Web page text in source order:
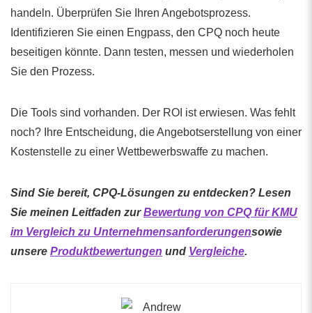
handeln. Überprüfen Sie Ihren Angebotsprozess.
Identifizieren Sie einen Engpass, den CPQ noch heute
beseitigen könnte. Dann testen, messen und wiederholen
Sie den Prozess.
Die Tools sind vorhanden. Der ROI ist erwiesen. Was fehlt
noch? Ihre Entscheidung, die Angebotserstellung von einer
Kostenstelle zu einer Wettbewerbswaffe zu machen.
Sind Sie bereit, CPQ-Lösungen zu entdecken? Lesen
Sie meinen Leitfaden zur Bewertung von CPQ für KMU
im Vergleich zu Unternehmensanforderungensowie
unsere Produktbewertungen und Vergleiche.